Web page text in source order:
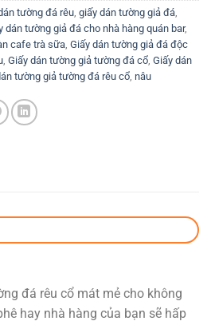
tường đá rêu, giấy dán tường giả đá,
dán tường giả đá cho nhà hàng quán bar,
cafe trà sữa, Giấy dán tường giả đá độc
, Giấy dán tường giả tường đá cổ, Giấy dán
tường giả tường đá rêu cổ, nâu
đá rêu cổ mát mẻ cho không
hay nhà hàng của bạn sẽ hấp